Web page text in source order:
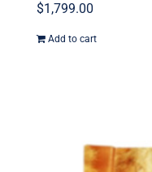
$1,799.00
Add to cart